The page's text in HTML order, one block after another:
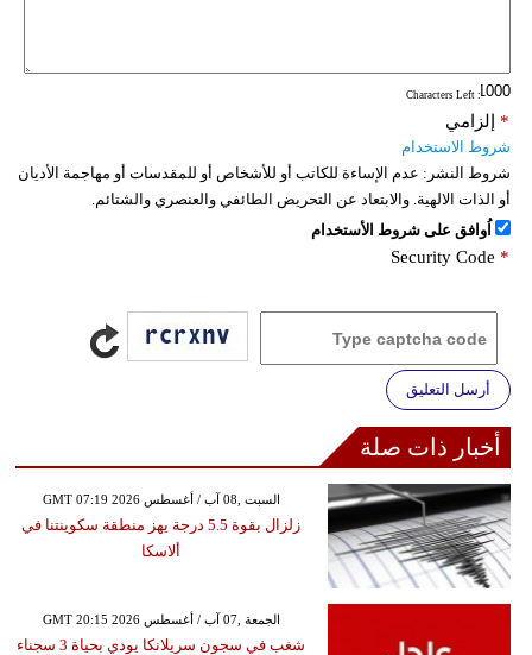
: Characters Left
إلزامي *
شروط الاستخدام
شروط النشر: عدم الإساءة للكاتب أو للأشخاص أو للمقدسات أو مهاجمة الأديان
أو الذات الالهية. والابتعاد عن التحريض الطائفي والعنصري والشتائم.
اُوافق على شروط الأستخدام
Security Code *
أرسل التعليق
أخبار ذات صلة
GMT 07:19 2026 السبت ,08 آب / أغسطس
زلزال بقوة 5.5 درجة يهز منطقة سكوينتنا في
ألاسكا
GMT 20:15 2026 الجمعة ,07 آب / أغسطس
شغب في سجون سريلانكا يودي بحياة 3 سجناء